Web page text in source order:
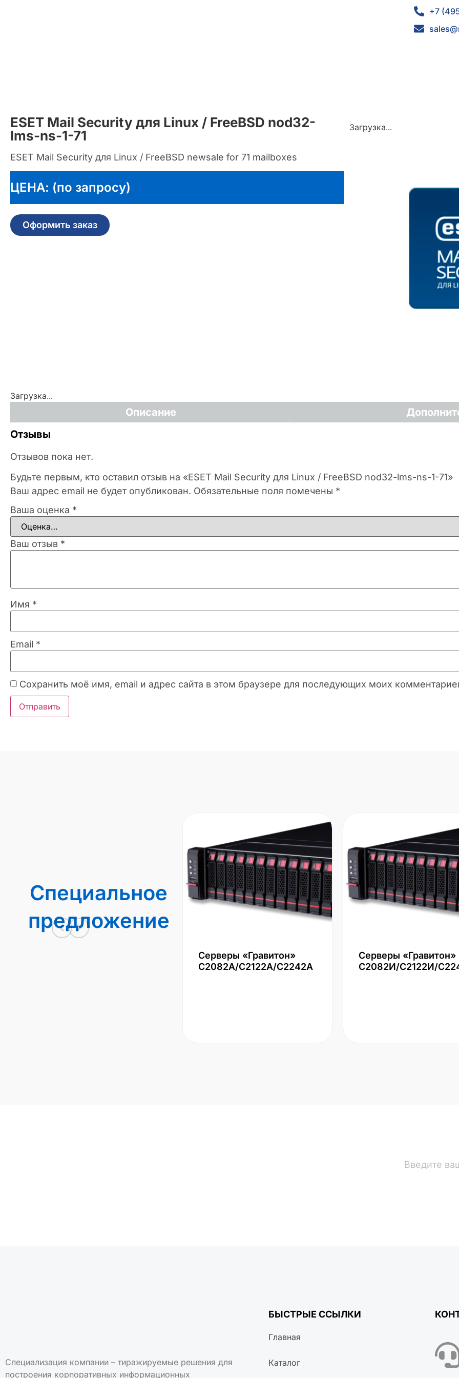
+7
ESET Mail Security для Linux / FreeBSD nod32-
lms-ns-1-71
ESET Mail Security для Linux / FreeBSD newsale for 71 mailboxes
ЦЕНА: (по запросу)
Оформить заказ
Загрузка...
Загрузка...
Описание
Отзывы
Отзывов пока нет.
Будьте первым, кто оставил отзыв на «ESET Mail Security для Linux / FreeBSD nod32-lms-ns-1-71»
Ваш адрес email не будет опубликован. Обязательные поля помечены *
Ваша оценка *
Ваш отзыв *
Имя *
Email *
Сохранить моё имя, email и адрес сайта в этом браузере для последующих моих
Специальное
предложение
Серверы «Гравитон»
С2082А/С2122А/С2242А
Серверы «Гравитон»
С2082И/С2122И/
Специализация компании – тиражируемые решения для
построения корпоративных информационных
БЫСТРЫЕ ССЫЛКИ
Главная
Каталог